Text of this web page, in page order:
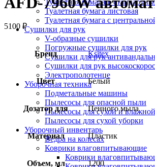
Туалетная бумага в
Туалетная бумага листовая
Туалетная бумага с
Сушилки для рук
V-образные сушилки
Погружные сушилки для рук
Сушилки для рук
Сушилки для рук
Электрополотенце
Уборочная техника
Подметальные машины
Пылесосы для опасной пыли
Пылесосы для сухой и
Пылесосы для сухой уборки
Уборочный инвентарь
Ведра на колесах
Коврики влаговпитывающие
Коврики
5100 ₽
Бренд Ksitex
Цвет Белый
Дозатор для Пенного мыла
Материал Пластик
Объем, мл 1200